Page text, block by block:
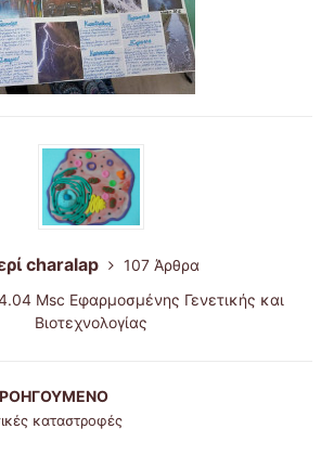
charalap
107 Άρθρα
Msc Εφαρμοσμένης Γενετικής και
Βιοτεχνολογίας
καταστροφές